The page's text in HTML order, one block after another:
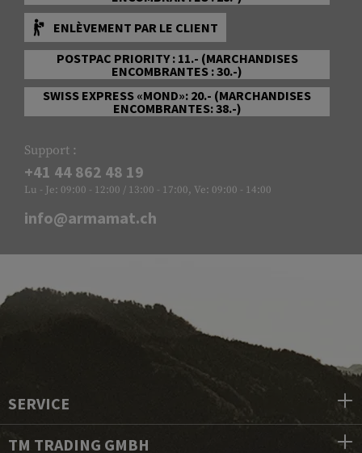
ENLÈVEMENT PAR LE CLIENT
POSTPAC PRIORITY : 11.- (MARCHANDISES
ENCOMBRANTES : 30.-)
SWISS EXPRESS «MOND»: 20.- (MARCHANDISES
ENCOMBRANTES: 38.-)
Support :
+41 44 862 48 19
Lu - Je: 09:00 - 12:00 / 13:00 - 17:00, Ve: 09:00 - 14:00
info@armamat.ch
SERVICE
TM TRADING GMBH